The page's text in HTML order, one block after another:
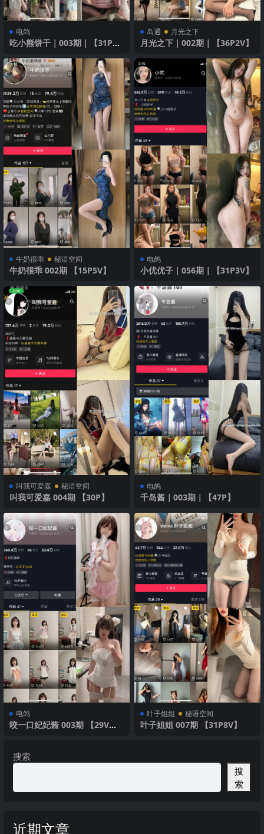
电鸽
吃小熊饼干｜003期｜【31P12
岛遇 月光之下
月光之下｜002期｜【36P2V】
牛奶很乖 秘语空间
牛奶很乖 002期 【15P5V】
电鸽
小优优子｜056期｜【31P3V】
叫我可爱嘉 秘语空间
叫我可爱嘉 004期 【30P】
电鸽
千岛酱｜003期｜【47P】
电鸽
咬一口妃妃酱 003期 【29V】2
叶子姐姐 秘语空间
叶子姐姐 007期 【31P8V】
搜索
搜
索
近期文章